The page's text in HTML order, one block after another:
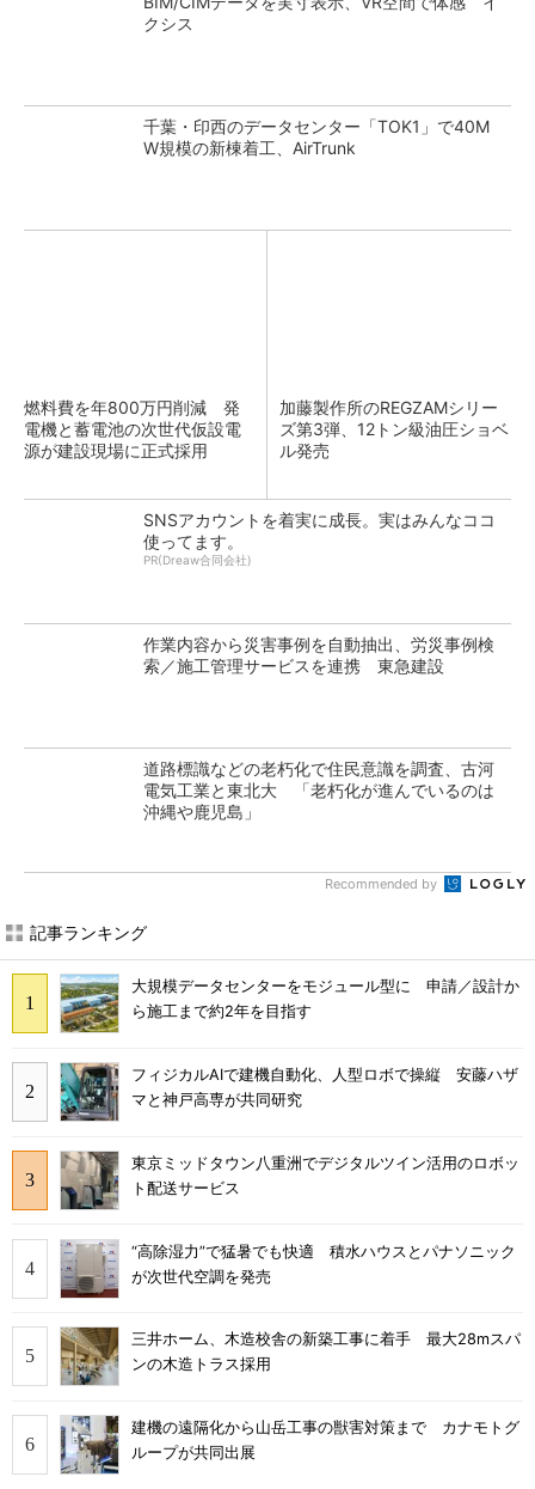
クシス
千葉・印西のデータセンター「TOK1」で40M
W規模の新棟着工、AirTrunk
燃料費を年800万円削減 発
電機と蓄電池の次世代仮設電
源が建設現場に正式採用
加藤製作所のREGZAMシリー
ズ第3弾、12トン級油圧ショベ
ル発売
SNSアカウントを着実に成長。実はみんなココ
使ってます。
PR(Dreaw合同会社)
作業内容から災害事例を自動抽出、労災事例検
索／施工管理サービスを連携 東急建設
道路標識などの老朽化で住民意識を調査、古河
電気工業と東北大 「老朽化が進んでいるのは
沖縄や鹿児島」
Recommended by
記事ランキング
大規模データセンターをモジュール型に 申請／設計か
ら施工まで約2年を目指す
フィジカルAIで建機自動化、人型ロボで操縦 安藤ハザ
マと神戸高専が共同研究
東京ミッドタウン八重洲でデジタルツイン活用のロボッ
ト配送サービス
“高除湿力”で猛暑でも快適 積水ハウスとパナソニック
が次世代空調を発売
三井ホーム、木造校舎の新築工事に着手 最大28mスパ
ンの木造トラス採用
建機の遠隔化から山岳工事の獣害対策まで カナモトグ
ループが共同出展